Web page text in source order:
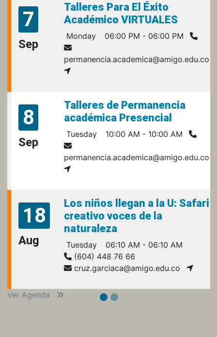
7
Sep
Talleres Para El Éxito
Académico VIRTUALES
Monday 06:00 PM - 06:00 PM
permanencia.academica@amigo.edu.co
8
Sep
Talleres de Permanencia
académica Presencial
Tuesday 10:00 AM - 10:00 AM
permanencia.academica@amigo.edu.co
18
Aug
Los niños llegan a la U: Safari
creativo voces de la
naturaleza
Tuesday
06:10 AM - 06:10 AM
(604) 448 76 66
cruz.garciaca@amigo.edu.co
Ver Agenda